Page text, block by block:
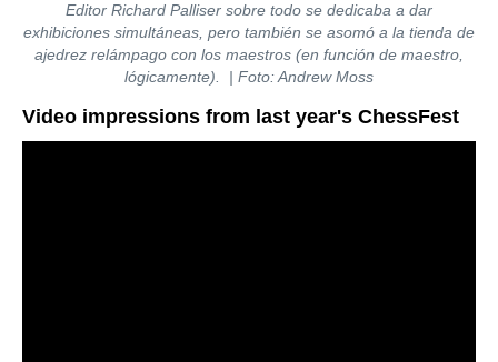
Editor Richard Palliser sobre todo se dedicaba a dar
exhibiciones simultáneas, pero también se asomó a la tienda de
ajedrez relámpago con los maestros (en función de maestro,
lógicamente).
| Foto: Andrew Moss
Video impressions from last year's ChessFest